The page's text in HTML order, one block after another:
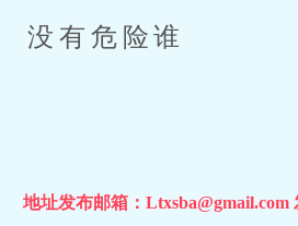
没有危险谁
地址发布邮箱：Ltxsba@gmail.com